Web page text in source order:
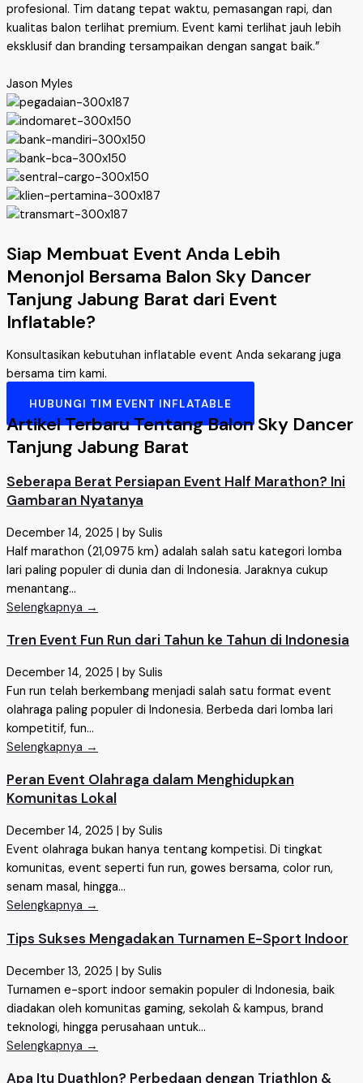
profesional. Tim datang tepat waktu, pemasangan rapi, dan
kualitas balon terlihat premium. Event kami terlihat jauh lebih
eksklusif dan branding tersampaikan dengan sangat baik.”
Jason Myles
Siap Membuat Event Anda Lebih
Menonjol Bersama Balon Sky Dancer
Tanjung Jabung Barat dari Event
Inflatable?
Konsultasikan kebutuhan inflatable event Anda sekarang juga
bersama tim kami.
HUBUNGI TIM EVENT INFLATABLE
Artikel Terbaru Tentang Balon Sky Dancer
Tanjung Jabung Barat
Seberapa Berat Persiapan Event Half Marathon? Ini
Gambaran Nyatanya
December 14, 2025
by Sulis
Half marathon (21,0975 km) adalah salah satu kategori lomba
lari paling populer di dunia dan di Indonesia. Jaraknya cukup
menantang...
Selengkapnya →
Tren Event Fun Run dari Tahun ke Tahun di Indonesia
December 14, 2025
by Sulis
Fun run telah berkembang menjadi salah satu format event
olahraga paling populer di Indonesia. Berbeda dari lomba lari
kompetitif, fun...
Selengkapnya →
Peran Event Olahraga dalam Menghidupkan
Komunitas Lokal
December 14, 2025
by Sulis
Event olahraga bukan hanya tentang kompetisi. Di tingkat
komunitas, event seperti fun run, gowes bersama, color run,
senam masal, hingga...
Selengkapnya →
Tips Sukses Mengadakan Turnamen E-Sport Indoor
December 13, 2025 | by Sulis
Turnamen e-sport indoor semakin populer di Indonesia, baik
diadakan oleh komunitas gaming, sekolah & kampus, brand
teknologi, hingga perusahaan untuk...
Selengkapnya →
Apa Itu Duathlon? Perbedaan dengan Triathlon &